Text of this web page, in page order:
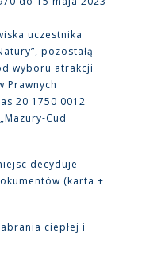
uczestnika
pozostałą
wyboru atrakcji
Prawnych
20 1750 0012
Cud
decyduje
(karta +
ciepłej i